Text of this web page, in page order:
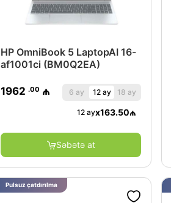
HP OmniBook 5 LaptopAI 16-
af1001ci (BM0Q2EA)
1962 .00 ₼ 6 ay 12 ay 18 ay
12 ayx163.50₼
Səbətə at
Pulsuz çatdırılma